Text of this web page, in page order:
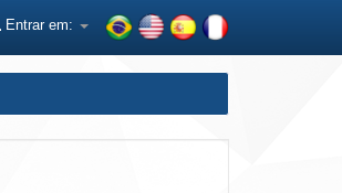
Entrar em: